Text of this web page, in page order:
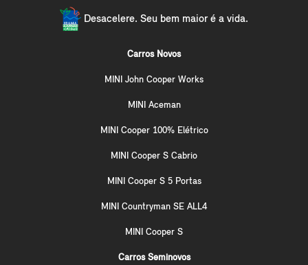
Desacelere. Seu bem maior é a vida.
Carros Novos
MINI John Cooper Works
MINI Aceman
MINI Cooper 100% Elétrico
MINI Cooper S Cabrio
MINI Cooper S 5 Portas
MINI Countryman SE ALL4
MINI Cooper S
Carros Seminovos